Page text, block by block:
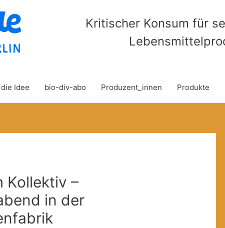
Kritischer Konsum für
die Idee bio-div-abo Produzent_innen Produkte
Kollektiv –
in der